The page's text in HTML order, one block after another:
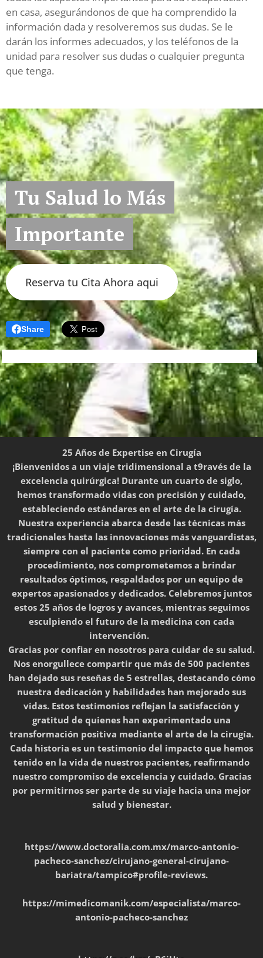
en casa, asegurándonos de que ha comprendido la
información dada y resolveremos sus dudas. Se le
darán los informes adecuados, y los teléfonos de la
unidad para resolver sus dudas o cualquier pregunta
que tenga.
Tu Salud lo Más
Importante
Reserva tu Cita Ahora aqui
Share
25 Años de Expertise en Cirugía
¡Bienvenidos a un viaje tridimensional a t9ravés de la
excelencia quirúrgica! Durante un cuarto de siglo,
hemos transformado vidas con precisión y cuidado,
estableciendo estándares en el arte de la cirugía.
Nuestra experiencia abarca desde las técnicas más
tradicionales hasta las innovaciones más vanguardistas,
siempre con el paciente como prioridad. En cada
procedimiento, nos comprometemos a brindar
resultados óptimos, respaldados por un equipo de
expertos apasionados y dedicados. Celebremos juntos
estos 25 años de logros y avances, mientras seguimos
esculpiendo el futuro de la medicina con cada
intervención. 🏆🔬
Gracias por confiar en nosotros para cuidar de su salud.
Nos enorgullece compartir que más de 500 pacientes
han dejado sus reseñas de 5 estrellas, destacando cómo
nuestra dedicación y habilidades han mejorado sus
vidas. Estos testimonios reflejan la satisfacción y
gratitud de quienes han experimentado una
transformación positiva mediante el arte de la cirugía.
Cada historia es un testimonio del impacto que hemos
tenido en la vida de nuestros pacientes, reafirmando
nuestro compromiso de excelencia y cuidado. Gracias
por permitirnos ser parte de su viaje hacia una mejor
salud y bienestar.
https://www.doctoralia.com.mx/marco-antonio-
pacheco-sanchez/cirujano-general-cirujano-
bariatra/tampico#profile-reviews.
https://mimedicomanik.com/especialista/marco-
antonio-pacheco-sanchez